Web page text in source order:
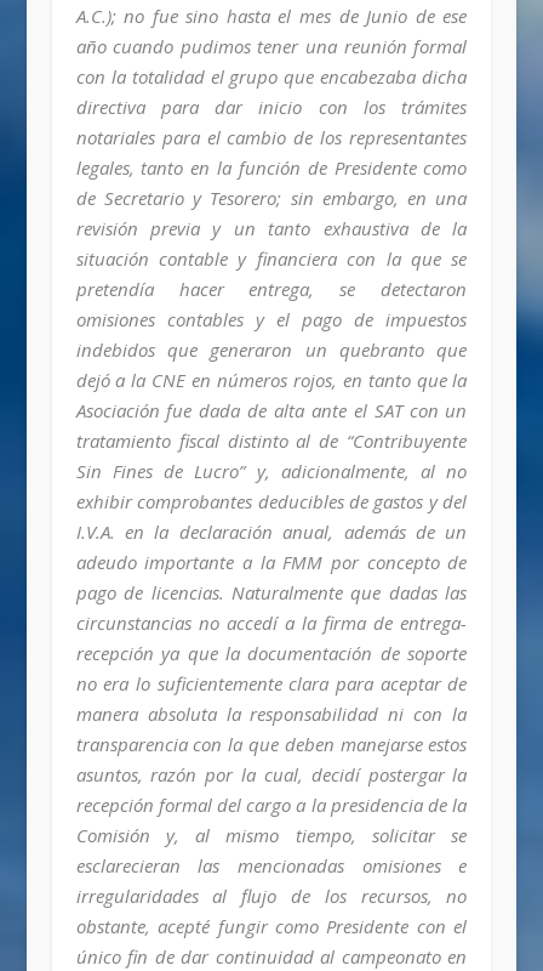
A.C.); no fue sino hasta el mes de Junio de ese
año cuando pudimos tener una reunión formal
con la totalidad el grupo que encabezaba dicha
directiva para dar inicio con los trámites
notariales para el cambio de los representantes
legales, tanto en la función de Presidente como
de Secretario y Tesorero; sin embargo, en una
revisión previa y un tanto exhaustiva de la
situación contable y financiera con la que se
pretendía hacer entrega, se detectaron
omisiones contables y el pago de impuestos
indebidos que generaron un quebranto que
dejó a la CNE en números rojos, en tanto que la
Asociación fue dada de alta ante el SAT con un
tratamiento fiscal distinto al de “Contribuyente
Sin Fines de Lucro” y, adicionalmente, al no
exhibir comprobantes deducibles de gastos y del
I.V.A. en la declaración anual, además de un
adeudo importante a la FMM por concepto de
pago de licencias. Naturalmente que dadas las
circunstancias no accedí a la firma de entrega-
recepción ya que la documentación de soporte
no era lo suficientemente clara para aceptar de
manera absoluta la responsabilidad ni con la
transparencia con la que deben manejarse estos
asuntos, razón por la cual, decidí postergar la
recepción formal del cargo a la presidencia de la
Comisión y, al mismo tiempo, solicitar se
esclarecieran las mencionadas omisiones e
irregularidades al flujo de los recursos, no
obstante, acepté fungir como Presidente con el
único fin de dar continuidad al campeonato en